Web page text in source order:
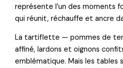
représente l’un des moments
qui réunit, réchauffe et ancre
La tartiflette — pommes de
affiné, lardons et oignons
emblématique. Mais les tables